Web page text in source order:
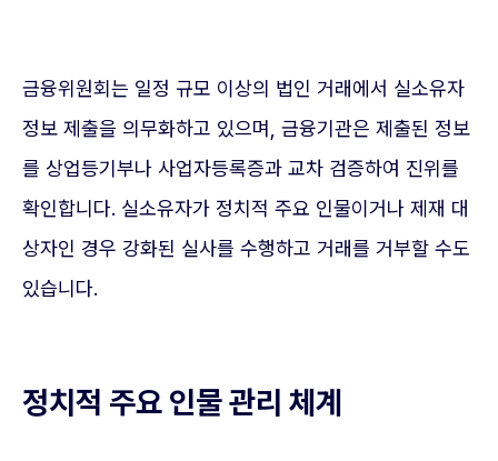
금융위원회는 일정 규모 이상의 법인 거래에서 실소유자
정보 제출을 의무화하고 있으며, 금융기관은 제출된 정보
를 상업등기부나 사업자등록증과 교차 검증하여 진위를
확인합니다. 실소유자가 정치적 주요 인물이거나 제재 대
상자인 경우 강화된 실사를 수행하고 거래를 거부할 수도
있습니다.
정치적 주요 인물 관리 체계